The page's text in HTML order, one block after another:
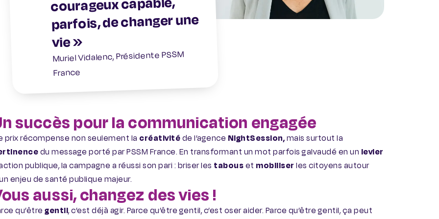
parfois, de changer une
vie »
Muriel Vidalenc, Présidente PSSM
France
succès pour la communication engagée
prix récompense non seulement la créativitéde l’agence NightSession,mais surtout la
du message porté par PSSM France. En transformant un mot parfois galvaudé en un levier
publique, la campagne a réussi son pari : briser les tabouset mobiliser les citoyens autour
enjeu de santé publique majeur.
aussi, changez des vies !
qu’être gentil, c’est déjà agir. Parce qu’être gentil, c’est oser aider. Parce qu’être gentil, ça peut